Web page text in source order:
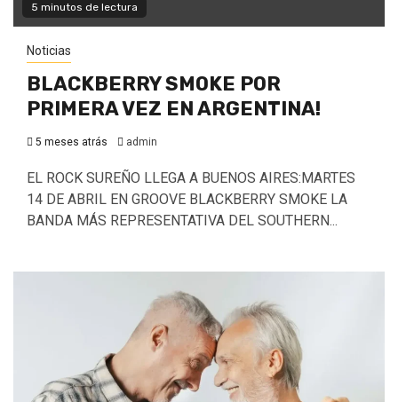
5 minutos de lectura
Noticias
BLACKBERRY SMOKE POR
PRIMERA VEZ EN ARGENTINA!
5 meses atrás admin
EL ROCK SUREÑO LLEGA A BUENOS AIRES:MARTES
14 DE ABRIL EN GROOVE BLACKBERRY SMOKE LA
BANDA MÁS REPRESENTATIVA DEL SOUTHERN...